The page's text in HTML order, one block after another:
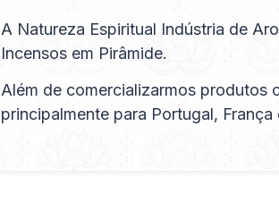
A Natureza Espiritual Indústria de
Incensos em Pirâmide.
Além de comercializarmos produtos
principalmente para Portugal, França